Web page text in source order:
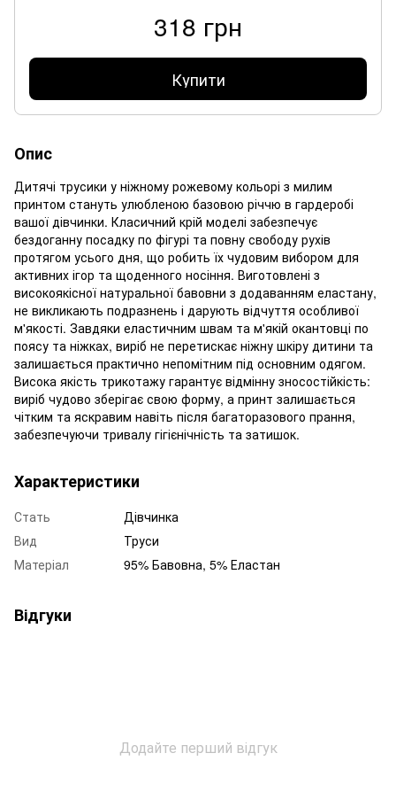
318 грн
Купити
Опис
Дитячі трусики у ніжному рожевому кольорі з милим
принтом стануть улюбленою базовою річчю в гардеробі
вашої дівчинки. Класичний крій моделі забезпечує
бездоганну посадку по фігурі та повну свободу рухів
протягом усього дня, що робить їх чудовим вибором для
активних ігор та щоденного носіння. Виготовлені з
високоякісної натуральної бавовни з додаванням еластану,
не викликають подразнень і дарують відчуття особливої
м'якості. Завдяки еластичним швам та м'якій окантовці по
поясу та ніжках, виріб не перетискає ніжну шкіру дитини та
залишається практично непомітним під основним одягом.
Висока якість трикотажу гарантує відмінну зносостійкість:
виріб чудово зберігає свою форму, а принт залишається
чітким та яскравим навіть після багаторазового прання,
забезпечуючи тривалу гігієнічність та затишок.
Характеристики
Стать
Дівчинка
Вид
Труси
Матеріал
95% Бавовна, 5% Еластан
Відгуки
Додайте перший відгук